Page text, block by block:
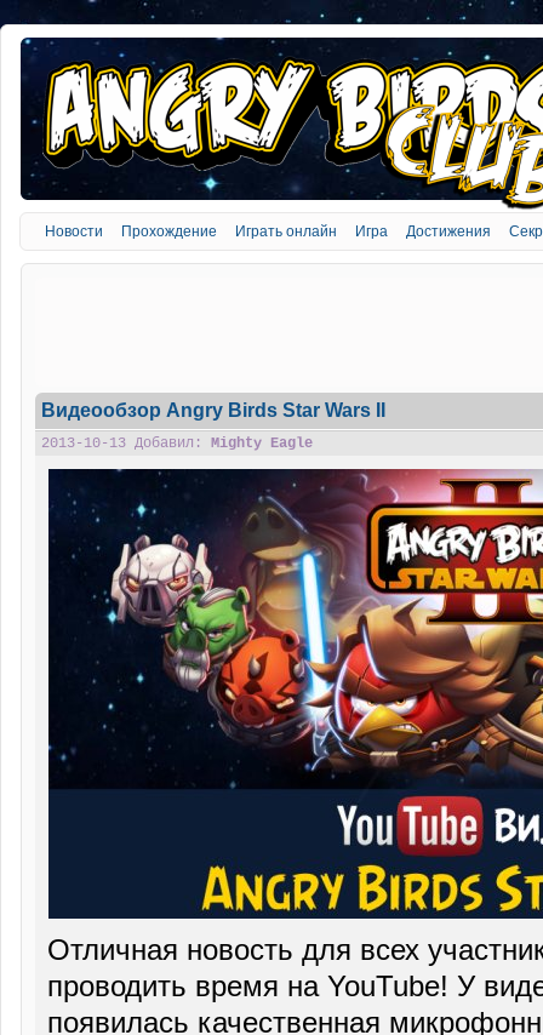
Новости Прохождение Играть онлайн Игра Достижения
Видеообзор Angry Birds Star Wars II
2013-10-13 Добавил: Mighty Eagle
Отличная новость для всех
проводить время на YouTube! У
появилась качественная